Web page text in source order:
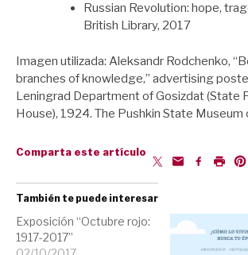
Russian Revolution: hope,
British Library, 2017
Imagen utilizada: Aleksandr Rodchenko,
branches of knowledge,” advertising
Leningrad Department of Gosizdat (State
House), 1924. The Pushkin State Museum
Comparta este artículo
También te puede interesar
Exposición “Octubre rojo:
1917-2017”